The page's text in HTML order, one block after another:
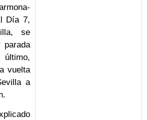
Día 7,
se
parada
vuelta
a